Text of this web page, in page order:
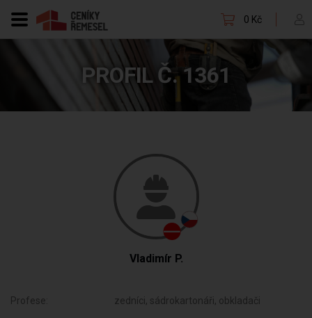
0 Kč
PROFIL Č. 1361
Vladimír P.
Profese: zedníci, sádrokartonáři, obkladači